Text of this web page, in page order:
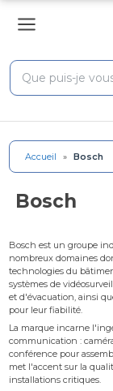
Accueil » Bosch
Bosch
Bosch est un groupe
nombreux domaines
technologies du
systèmes de
et d'évacuation, ainsi
pour leur fiabilité.
La marque incarne
communication :
conférence pour
met l'accent sur la
installations critiques.